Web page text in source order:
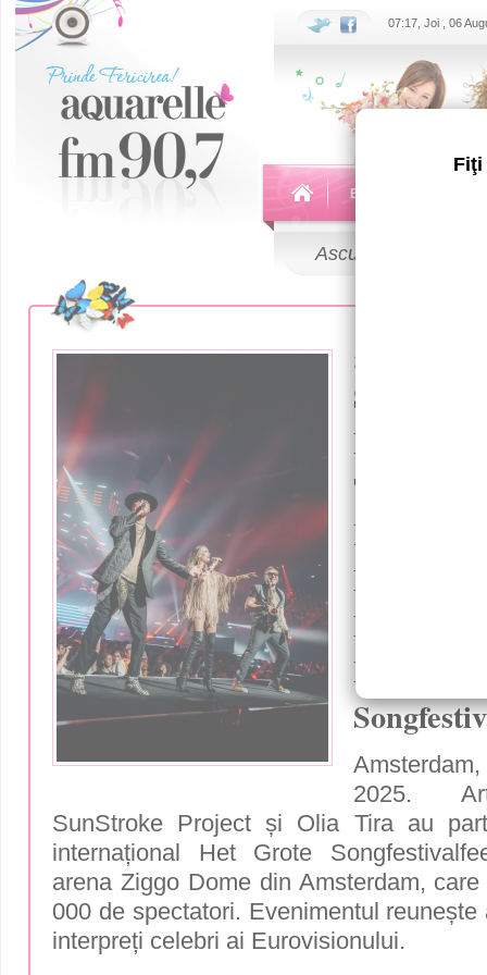
Fiţi
07:17, Joi , 06
Echipa
Ascultă
26 Noiembrie
TIRA AU
MAI
2025.
SunStroke Project și Olia Tira au
internațional Het Grote
arena Ziggo Dome din Amsterdam,
000 de spectatori. Evenimentul
interpreți celebri ai Eurovisionului.